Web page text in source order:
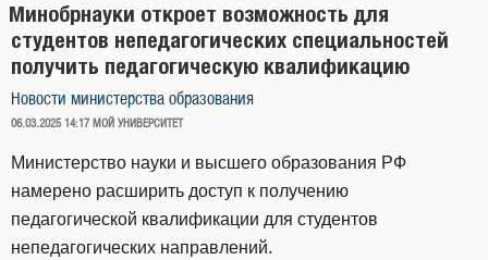
Минобрнауки откроет возможность для
студентов непедагогических специальностей
получить педагогическую квалификацию
Новости министерства образования
ОПУБЛИКОВАНО
06.03.2025 14:17 МОЙ УНИВЕРСИТЕТ
Министерство науки и высшего образования РФ
намерено расширить доступ к получению
педагогической квалификации для студентов
непедагогических направлений.